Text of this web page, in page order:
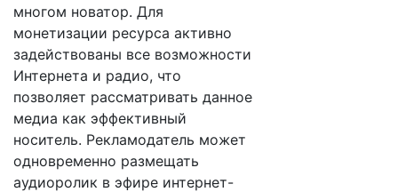
многом новатор. Для
монетизации ресурса активно
задействованы все возможности
Интернета и радио, что
позволяет рассматривать данное
медиа как эффективный
носитель. Рекламодатель может
одновременно размещать
аудиоролик в эфире интернет-